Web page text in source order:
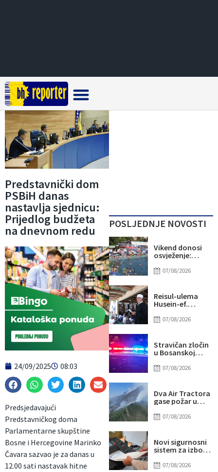
Predstavnički dom
PSBiH danas
nastavlja sjednicu:
Prijedlog budžeta
na dnevnom redu
24/09/2025 08:03
Predsjedavajući
Predstavničkog doma
Parlamentarne skupštine
Bosne i Hercegovine Marinko
Čavara sazvao je za danas u
12.00 sati nastavak hitne
POSLJEDNJE NOVOSTI
Vikend donosi
osvježenje:
stiže novi
07/08/2026
Reisul-ulema
Husein-ef.
Igmanu: Bosna
za koju se živi
07/08/2026
Stravičan zločin
u Bosanskoj
ubila muža
07/08/2026
Dva Air Tractora
gase požar u
subotu stiže i
07/08/2026
Novi sigurnosni
sistem za izbore
šifra pod
07/08/2026